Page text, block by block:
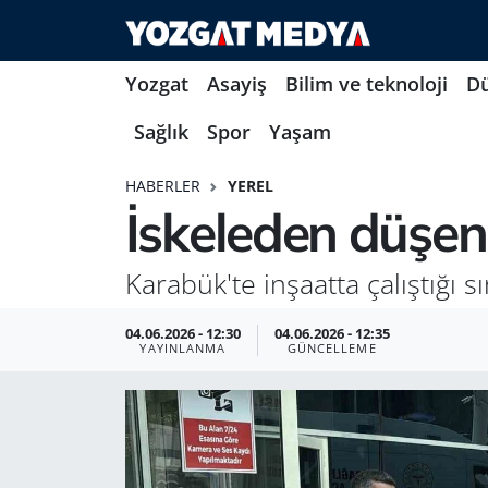
Yozgat Asayiş Bilim ve teknoloji
Sağlık
Spor Yaşam
HABERLER YEREL
İskeleden
Karabük'te inşaatta çalıştığı
04.06.2026 - 12:30
YAYINLANMA
04.06.2026 - 12:35
GÜNCELLEME